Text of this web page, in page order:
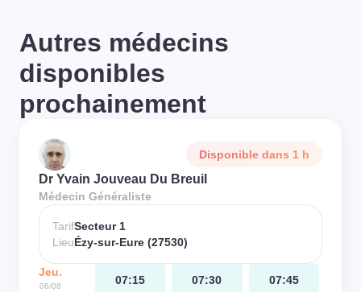
Autres médecins
disponibles
prochainement
Disponible dans 1 h
Dr Yvain Jouveau Du Breuil
Médecin Généraliste
TarifSecteur 1
LieuÉzy-sur-Eure (27530)
Jeu.
06/08 07:15 07:30 07:45